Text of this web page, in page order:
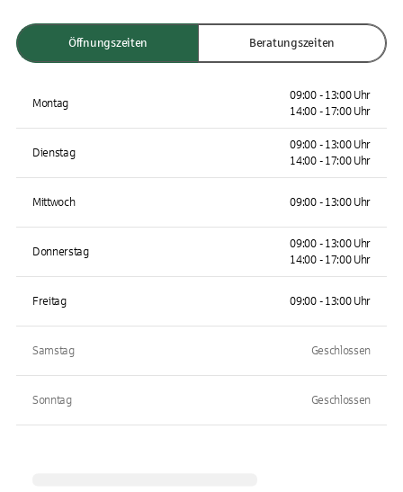
Öffnungszeiten Beratungszeiten
Montag
09:00 - 13:00 Uhr
14:00 - 17:00 Uhr
Dienstag
09:00 - 13:00 Uhr
14:00 - 17:00 Uhr
Mittwoch 09:00 - 13:00 Uhr
Donnerstag
09:00 - 13:00 Uhr
14:00 - 17:00 Uhr
Freitag 09:00 - 13:00 Uhr
Samstag Geschlossen
Sonntag Geschlossen